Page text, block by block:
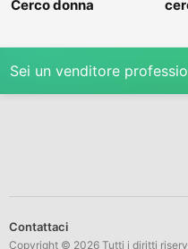
Cerco donna
Sei un venditore
Contattaci
Copyright © 2026 Tutti i diritti